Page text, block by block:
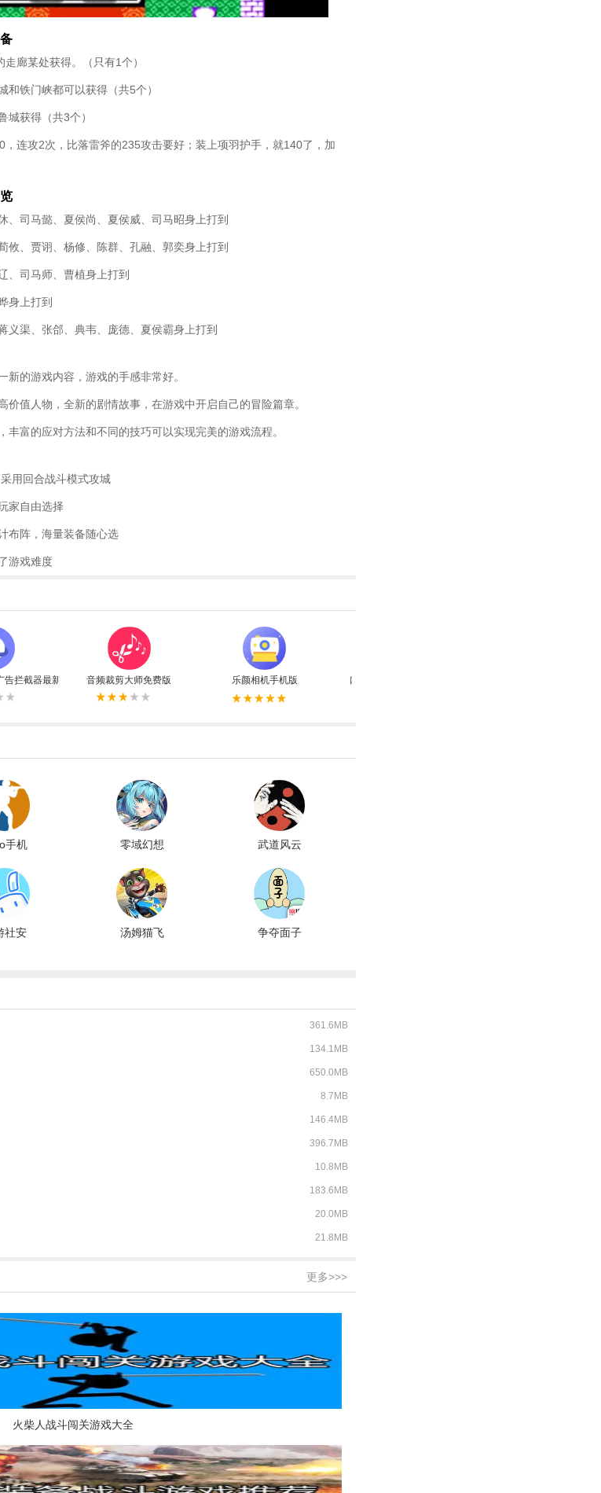
廊某处获得。（只有1个）
铁门峡都可以获得（共5个）
城获得（共3个）
连攻2次，比落雷斧的235攻击要好；装上项羽护手，就140了，加
、司马懿、夏侯尚、夏侯威、司马昭身上打到
攸、贾诩、杨修、陈群、孔融、郭奕身上打到
、司马师、曹植身上打到
身上打到
义渠、张郃、典韦、庞德、夏侯霸身上打到
的游戏内容，游戏的手感非常好。
值人物，全新的剧情故事，在游戏中开启自己的冒险篇章。
富的应对方法和不同的技巧可以实现完美的游戏流程。
用回合战斗模式攻城
家自由选择
布阵，海量装备随心选
游戏难度
拦截器最新版 音频裁剪大师免费版 乐颜相机手机版 口香糖女孩乳液3无敌版
手机
零域幻想 武道风云
社安
汤姆猫飞
争夺面子
361.6MB
134.1MB
650.0MB
8.7MB
146.4MB
396.7MB
10.8MB
183.6MB
20.0MB
21.8MB
更多>>>
火柴人战斗闯关游戏大全